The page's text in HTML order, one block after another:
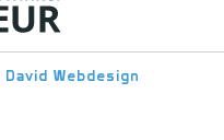
David Webdesign